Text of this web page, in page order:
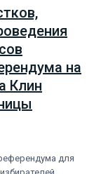
на
Клин
для